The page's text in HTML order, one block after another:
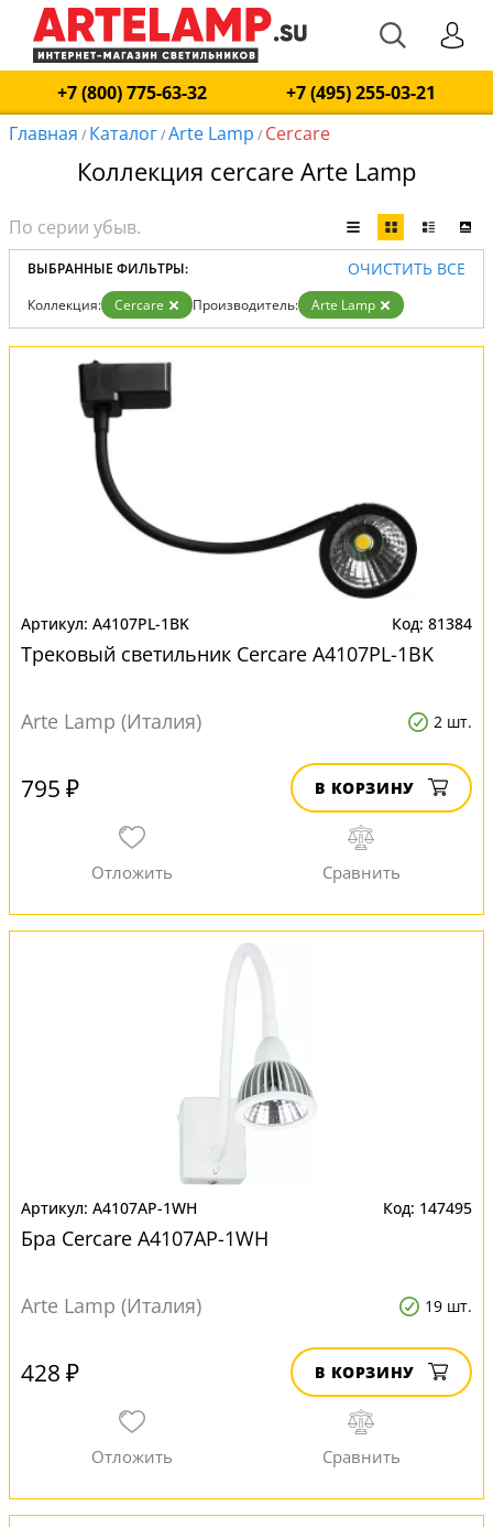
+7 (800) 775-63-32
+7 (495) 255-03-21
Главная / Каталог/Arte Lamp / Cercare
Коллекция cercare Arte Lamp
ВЫБРАННЫЕ ФИЛЬТРЫ: ОЧИСТИТЬ ВСЕ
Коллекция: Cercare Производитель: Arte Lamp
A4107PL-1BK 81384
Трековый светильник Cercare A4107PL-1BK
Arte Lamp (Италия) 2 шт.
795 ₽ В КОРЗИНУ
A4107AP-1WH 147495
Бра Cercare A4107AP-1WH
Arte Lamp (Италия) 19 шт.
428 ₽ В КОРЗИНУ